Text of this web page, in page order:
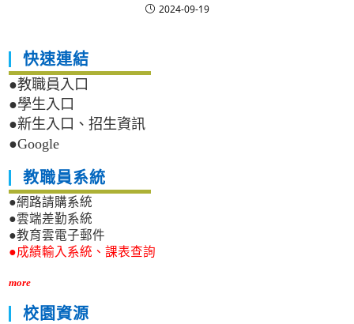
2024-09-19
快速連結
●教職員入口
●學生入口
●新生入口、招生資訊
●Google
教職員系統
●網路請購系統
●雲端差勤系統
●教育雲電子郵件
●成績輸入系統、課表查詢
more
校園資源